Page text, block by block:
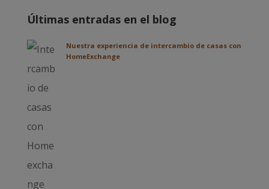
Últimas entradas en el blog
Nuestra experiencia de intercambio de casas con
HomeExchange